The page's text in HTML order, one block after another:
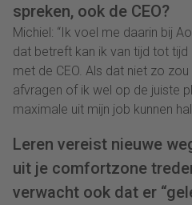
spreken, ook de CEO?
Michiel: “Ik voel me daarin bij
dat betreft kan ik van tijd tot
met de CEO. Als dat niet zo
afvragen of ik wel op de juiste
maximale uit mijn job kunnen
Leren vereist nieuwe
uit je comfortzone
verwacht ook dat er